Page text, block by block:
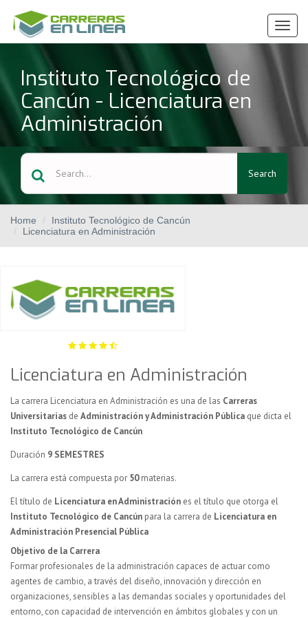
Ver
Menú
Instituto Tecnológico de
Cancún - Licenciatura en
Administración
Search
Home
Instituto Tecnológico de Cancún
Licenciatura en Administración
Licenciatura en Administración
La carrera Licenciatura en Administración es una de las Carreras
Universitarias de Administración y Administración Pública que dicta el
Instituto Tecnológico de Cancún
Duración 9 SEMESTRES
La carrera está compuesta por 50materias.
El título de Licenciatura en Administración es el título que otorga el
Instituto Tecnológico de Cancún para la carrera de Licenciatura en
Administración Presencial Pública
Objetivo de la Carrera
Formar profesionales de la administración capaces de actuar como
agentes de cambio, a través del diseño, innovación y dirección en
organizaciones, sensibles a las demandas sociales y oportunidades del
entorno, con capacidad de intervención en ámbitos globales y con un